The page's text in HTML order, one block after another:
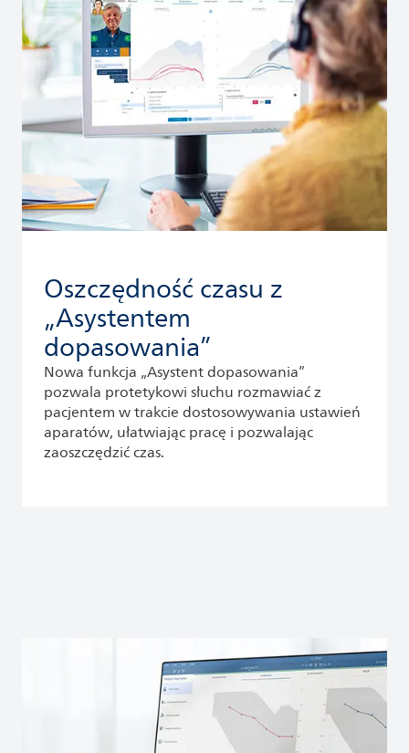
Oszczędność czasu z
„Asystentem
dopasowania”
Nowa funkcja „Asystent dopasowania”
pozwala protetykowi słuchu rozmawiać z
pacjentem w trakcie dostosowywania ustawień
aparatów, ułatwiając pracę i pozwalając
zaoszczędzić czas.